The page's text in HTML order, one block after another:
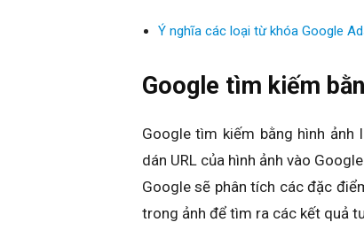
Ý nghĩa các loại từ khóa Google
Google tìm kiếm
Google tìm kiếm bằng hình
dán URL của hình ảnh vào
Google sẽ phân tích các đặc
trong ảnh để tìm ra các kết quả